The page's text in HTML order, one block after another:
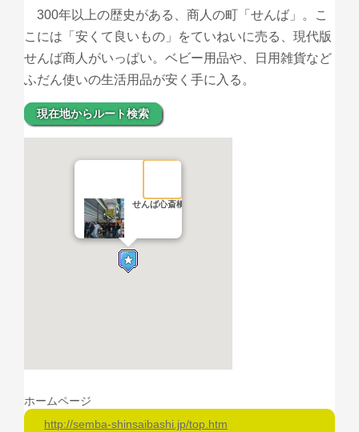
300年以上の歴史がある、商人の町「せんば」。こ
こには「安くて良いもの」をていねいに売る、現代版
せんば商人がいっぱい。ベビー用品や、日用雑貨など
ふだん使いの生活用品が安く手に入る。
現在地からルート検索
せんば心斎橋筋商店街
ホームページ
http://semba-shinsaibashi.jp/top.htm